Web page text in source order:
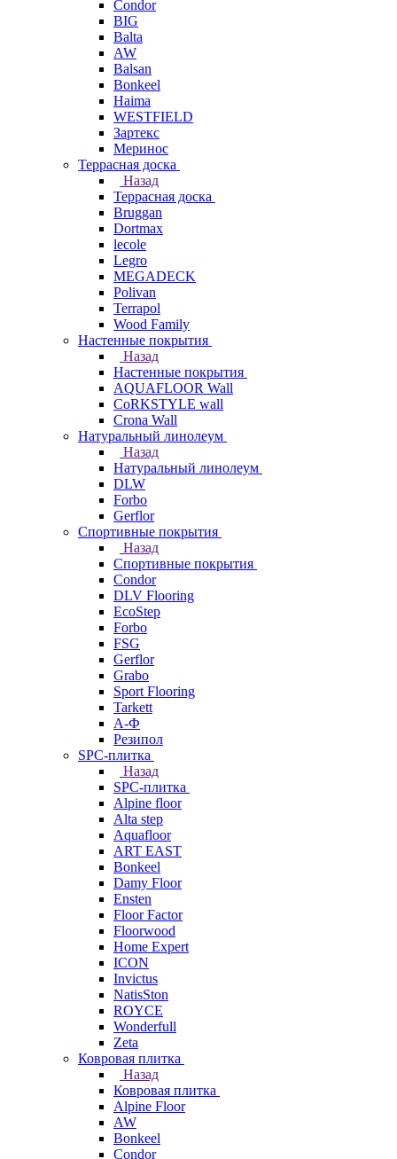
Condor
BIG
Balta
AW
Balsan
Bonkeel
Haima
WESTFIELD
Зартекс
Меринос
Террасная доска
Назад
Террасная доска
Bruggan
Dortmax
lecole
Legro
MEGADECK
Polivan
Terrapol
Wood Family
Настенные покрытия
Назад
Настенные покрытия
AQUAFLOOR Wall
CoRKSTYLE wall
Crona Wall
Натуральный линолеум
Назад
Натуральный линолеум
DLW
Forbo
Gerflor
Спортивные покрытия
Назад
Спортивные покрытия
Condor
DLV Flooring
EcoStep
Forbo
FSG
Gerflor
Grabo
Sport Flooring
Tarkett
А-Ф
Резипол
SPC-плитка
Назад
SPC-плитка
Alpine floor
Alta step
Aquafloor
ART EAST
Bonkeel
Damy Floor
Ensten
Floor Factor
Floorwood
Home Expert
ICON
Invictus
NatisSton
ROYCE
Wonderfull
Zeta
Ковровая плитка
Назад
Ковровая плитка
Alpine Floor
AW
Bonkeel
Condor